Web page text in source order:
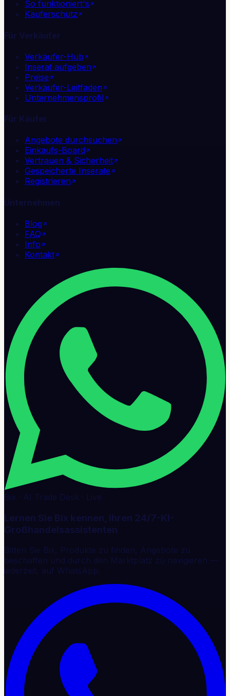
So funktioniert's
Käuferschutz
Für Verkäufer
Verkäufer-Hub
Inserat aufgeben
Preise
Verkäufer-Leitfaden
Unternehmensprofil
Für Käufer
Angebote durchsuchen
Einkaufs-Board
Vertrauen & Sicherheit
Gespeicherte Inserate
Registrieren
Unternehmen
Blog
FAQ
Info
Kontakt
Bix · AI Trade Desk · Live
Lernen Sie Bix kennen, Ihren 24/7-KI-
Großhandelsassistenten
Bitten Sie Bix, Produkte zu finden, Angebote zu
beschaffen und durch den Marktplatz zu navigieren —
jederzeit, auf WhatsApp.